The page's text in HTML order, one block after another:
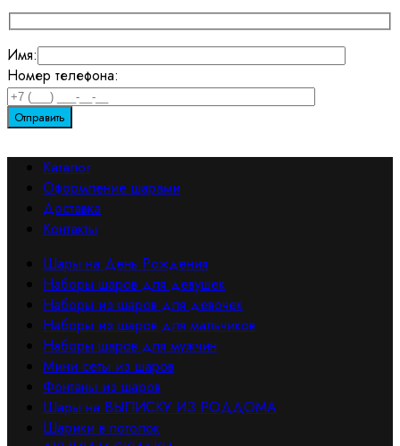
Имя:
Номер телефона:
Каталог
Оформление шарами
Доставка
Контакты
Шары на День Рождения
Наборы шаров для девушек
Наборы из шаров для девочек
Наборы из шаров для мальчиков
Наборы шаров для мужчин
Мини сеты из шаров
Фонтаны из шаров
Шары на ВЫПИСКУ ИЗ РОДДОМА
Шарики в потолок